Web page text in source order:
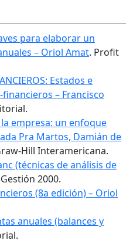
para elaborar un
– Oriol Amat. Profit
Estados e
– Francisco
empresa: un enfoque
Pra Martos, Damián de
Hill Interamericana.
(técnicas de análisis de
2000.
(8a edición) – Oriol
anuales (balances y